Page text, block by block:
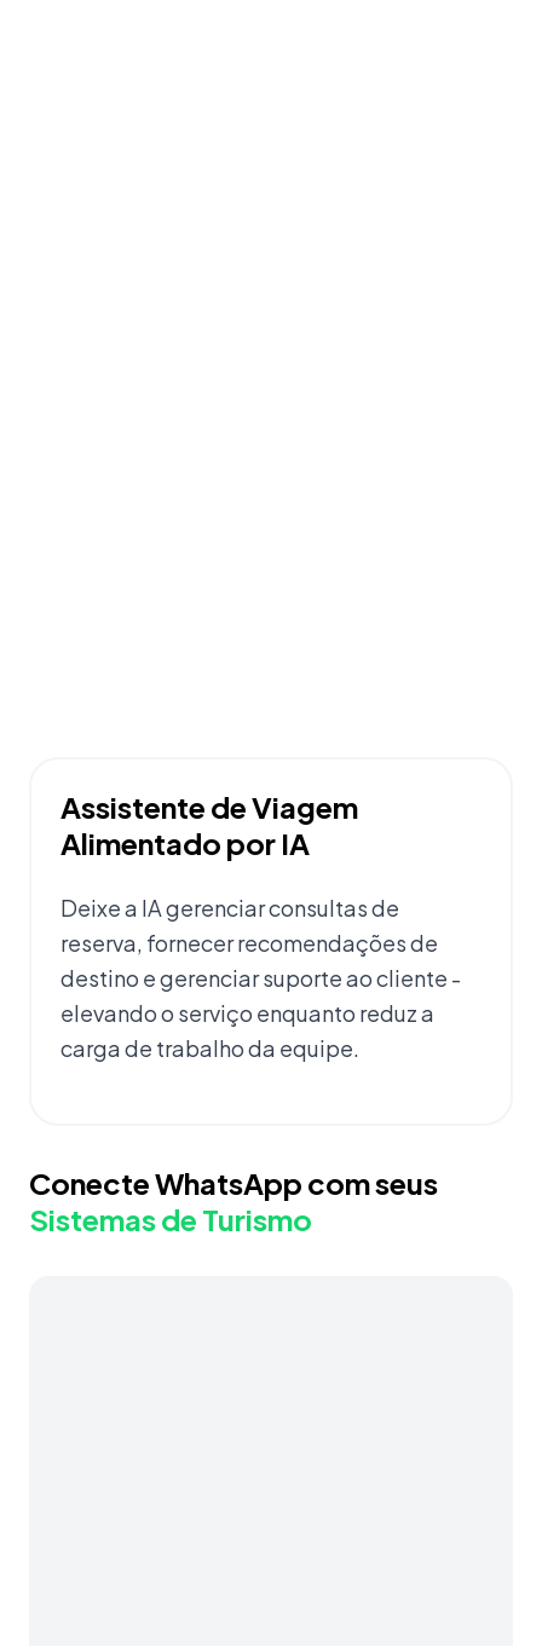
Assistente de Viagem
Alimentado por IA
Deixe a IA gerenciar consultas de
reserva, fornecer recomendações de
destino e gerenciar suporte ao cliente -
elevando o serviço enquanto reduz a
carga de trabalho da equipe.
Conecte WhatsApp com seus
Sistemas de Turismo